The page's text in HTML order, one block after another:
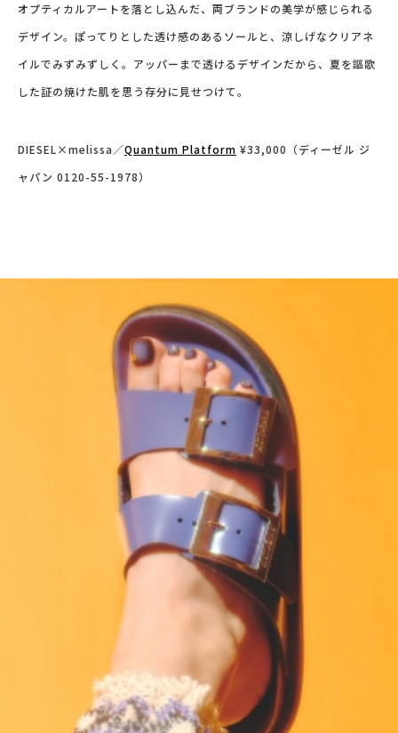
オプティカルアートを落とし込んだ、両ブランドの美学が感じられる
デザイン。ぽってりとした透け感のあるソールと、涼しげなクリアネ
イルでみずみずしく。アッパーまで透けるデザインだから、夏を謳歌
した証の焼けた肌を思う存分に見せつけて。
DIESEL×melissa／Quantum Platform ¥33,000（ディーゼル ジ
ャパン 0120-55-1978）